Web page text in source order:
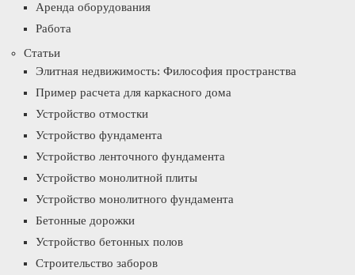
Аренда оборудования
Работа
Статьи
Элитная недвижимость: Философия пространства
Пример расчета для каркасного дома
Устройство отмостки
Устройство фундамента
Устройство ленточного фундамента
Устройство монолитной плиты
Устройство монолитного фундамента
Бетонные дорожки
Устройство бетонных полов
Строительство заборов